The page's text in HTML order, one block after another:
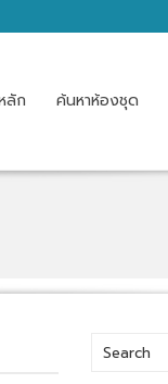
ลัก ค้นหาห้องชุด